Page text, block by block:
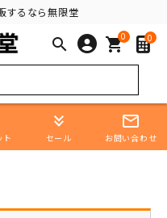
するなら無限堂
search 0
shopping_cart 0
ト
keyboard_double_arrow_down
セール
mail_outline
お問い合わせ